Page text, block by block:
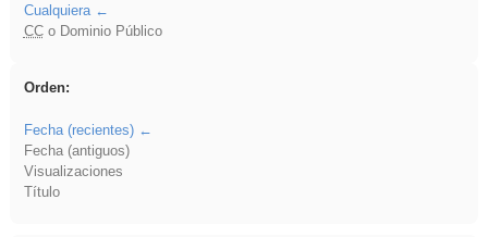
Cualquiera
CCo Dominio Público
Orden:
Fecha (recientes)
Fecha (antiguos)
Visualizaciones
Título